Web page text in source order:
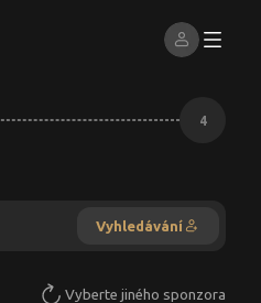
4
Vyhledávání
Vyberte jiného sponzora